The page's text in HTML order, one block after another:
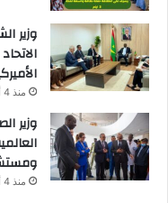
وزير
منذ 4 أسابيع
وزير
منذ 4 أسابيع